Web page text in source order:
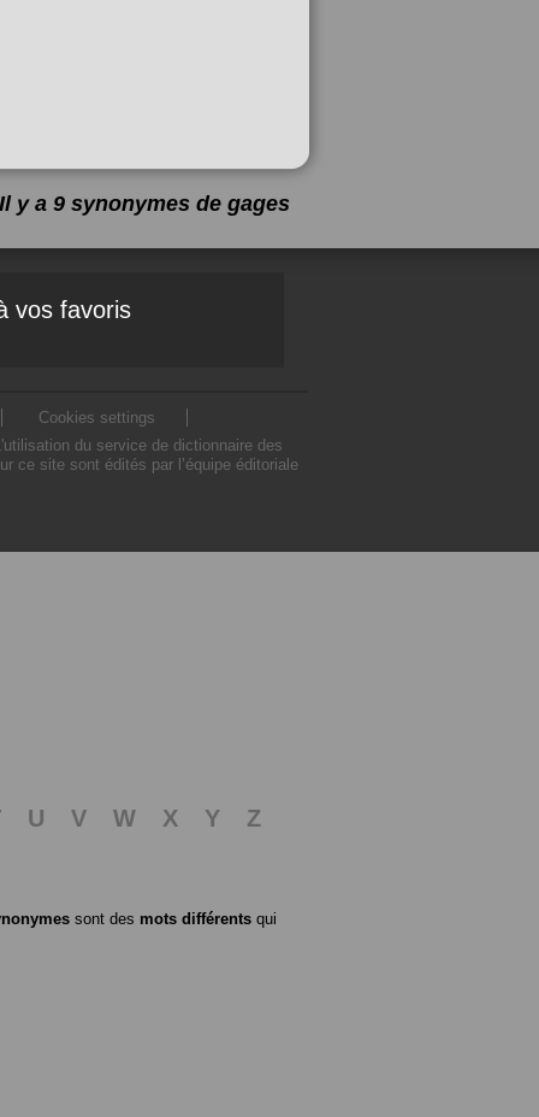
Il y a 9 synonymes de gages
vos favoris
Cookies settings
du service de dictionnaire des
ce site sont édités par l’équipe éditoriale
U V W X Y Z
sont des mots différents qui